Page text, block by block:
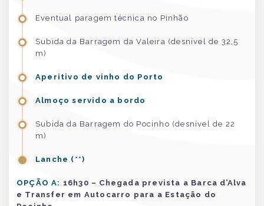
Eventual paragem técnica no Pinhão
Subida da Barragem da Valeira (desnível de 32,5
m)
Aperitivo de vinho do Porto
Almoço servido a bordo
Subida da Barragem do Pocinho (desnível de 22
m)
Lanche (**)
OPÇÃO A: 16h30 – Chegada prevista a Barca d’Alva
e Transfer em Autocarro para a Estação do